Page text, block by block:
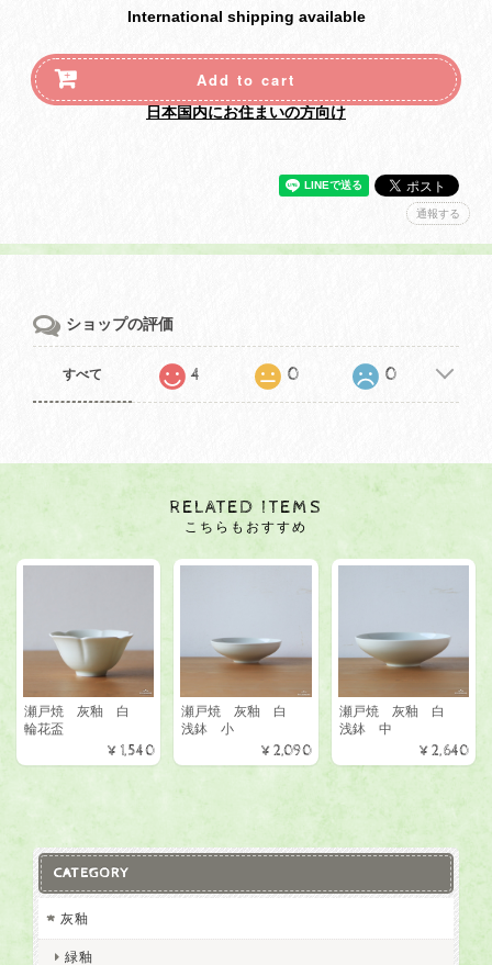
International shipping available
Add to cart
日本国内にお住まいの方向け
通報する
ショップの評価
すべて 4 0 0
RELATED ITEMS
こちらもおすすめ
瀬戸焼 灰釉 白
輪花盃
¥1,540
瀬戸焼 灰釉 白
浅鉢 小
¥2,090
瀬戸焼 灰釉 白
浅鉢 中
¥2,640
CATEGORY
灰釉
緑釉